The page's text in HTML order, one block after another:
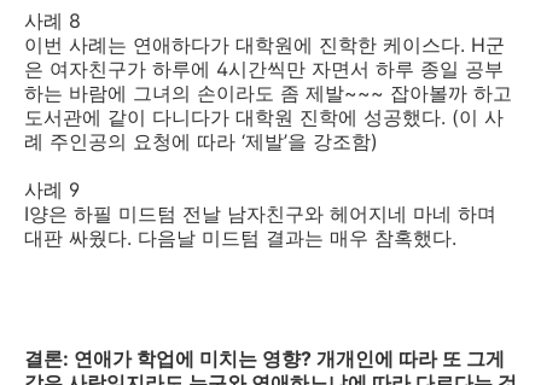
사례 8
이번 사례는 연애하다가 대학원에 진학한 케이스다. H군
은 여자친구가 하루에 4시간씩만 자면서 하루 종일 공부
하는 바람에 그녀의 손이라도 좀 제발~~~ 잡아볼까 하고
도서관에 같이 다니다가 대학원 진학에 성공했다. (이 사
례 주인공의 요청에 따라 ‘제발’을 강조함)
사례 9
I양은 하필 미드텀 전날 남자친구와 헤어지네 마네 하며
대판 싸웠다. 다음날 미드텀 결과는 매우 참혹했다.
결론: 연애가 학업에 미치는 영향? 개개인에 따라 또 그게